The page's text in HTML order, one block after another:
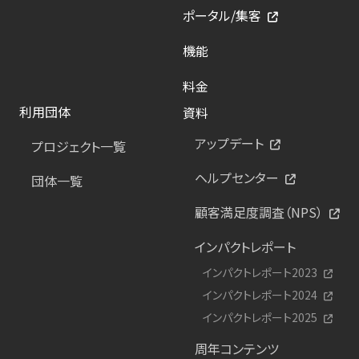
ポータル/集客
機能
料金
利用団体
プロジェクト一覧
団体一覧
資料
アップデート
ヘルプセンター
顧客満足度調査（NPS）
インパクトレポート
インパクトレポート2023
インパクトレポート2024
インパクトレポート2025
周年コンテンツ